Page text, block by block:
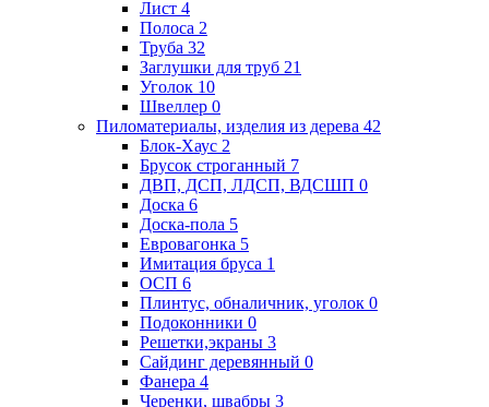
Лист 4
Полоса 2
Труба 32
Заглушки для труб 21
Уголок 10
Швеллер 0
Пиломатериалы, изделия из дерева 42
Блок-Хаус 2
Брусок строганный 7
ДВП, ДСП, ЛДСП, ВДСШП 0
Доска 6
Доска-пола 5
Евровагонка 5
Имитация бруса 1
ОСП 6
Плинтус, обналичник, уголок 0
Подоконники 0
Решетки,экраны 3
Сайдинг деревянный 0
Фанера 4
Черенки, швабры 3